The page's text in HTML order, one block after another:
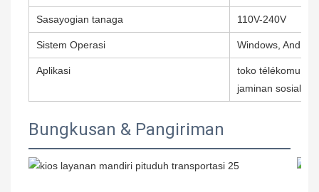
Sasayogian tanaga 110V-240V
Sistem Operasi Windows,
Aplikasi
toko
jaminan sosial,
Bungkusan & Pangiriman